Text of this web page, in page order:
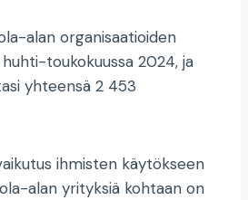
alan organisaatioiden
toukokuussa 2024, ja
yhteensä 2 453
ihmisten käytökseen
alan yrityksiä kohtaan on